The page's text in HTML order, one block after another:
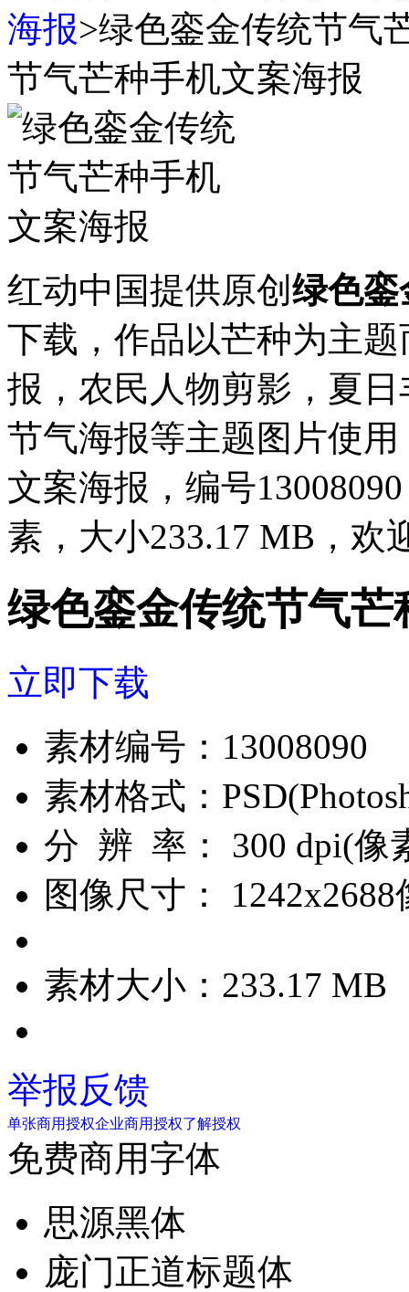
海报>绿色銮金传统节气
节气芒种手机文案海报
红动中国提供原创绿色銮
下载，作品以芒种为主
报，农民人物剪影，夏
节气海报等主题图片使
文案海报，编号
素，大小233.17 MB，欢
绿色銮金传统节气
立即下载
素材编号： 13008090
素材格式：
分 辨 率： 300 dpi(像
图像尺寸： 1242x2688
素材大小： 233.17 MB
举报反馈
单张商用授权企业商用授权了解授权
免费商用字体
思源黑体
庞门正道标题体